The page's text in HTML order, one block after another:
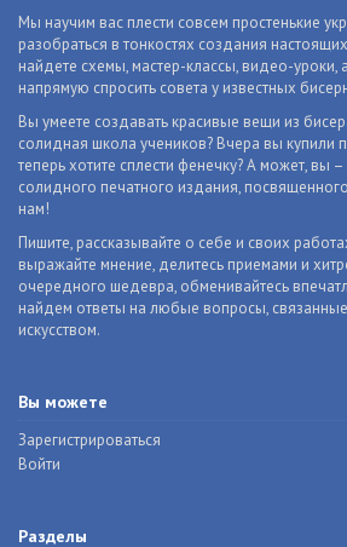
Мы научим вас плести совсем простенькие
разобраться в тонкостях создания
найдете схемы, мастер-классы, видео-уроки,
напрямую спросить совета у известных
Вы умеете создавать красивые вещи из
солидная школа учеников? Вчера вы купили
теперь хотите сплести фенечку? А может, вы
солидного печатного издания,
нам!
Пишите, рассказывайте о себе и своих
выражайте мнение, делитесь приемами и
очередного шедевра, обменивайтесь
найдем ответы на любые вопросы,
искусством.
Вы можете
Зарегистрироваться
Войти
Разделы